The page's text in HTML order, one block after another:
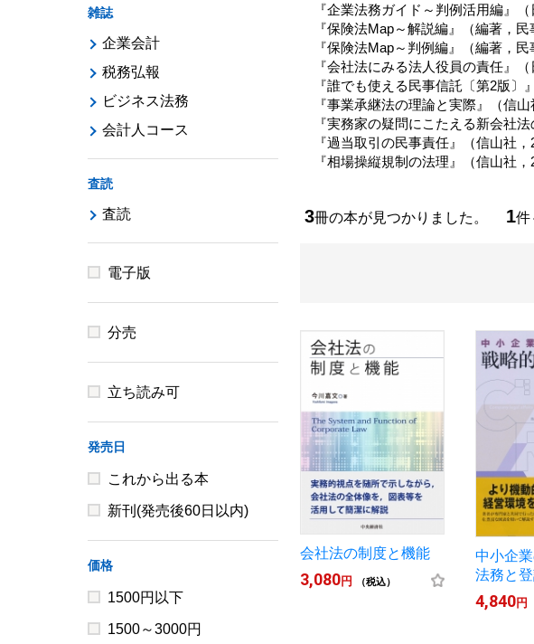
『企業法務ガイド～判例活用編』
『保険法Map～解説編』（編著，民
『保険法Map～判例編』（編著，民
『会社法にみる法人役員の責任』
『誰でも使える民事信託〔第2版〕
『事業承継法の理論と実際』（信山
『実務家の疑問にこたえる新会社
『過当取引の民事責任』（信山社，
『相場操縦規制の法理』（信山社，
3冊の本が見つかりました。 1件
会社法の制度と機能
3,080円 （税込）
中小企
法務と
4,840円
雑誌
企業会計
税務弘報
ビジネス法務
会計人コース
査読
査読
電子版
分売
立ち読み可
発売日
これから出る本
新刊(発売後60日以内)
価格
1500円以下
1500～3000円